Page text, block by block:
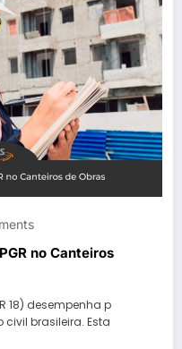
no Canteiros
18) desempenha p
brasileira. Esta